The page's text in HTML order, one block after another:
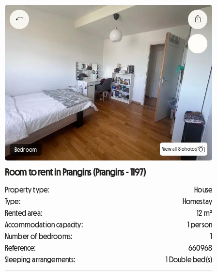
Bedroom View all 8 photos
Room to rent in Prangins (Prangins - 1197)
Property type:
House
Type:
Homestay
Rented area:
12 m²
Accommodation capacity:
1 person
Number of bedrooms:
1
Reference:
660968
Sleeping arrangements:
1 Double bed(s)